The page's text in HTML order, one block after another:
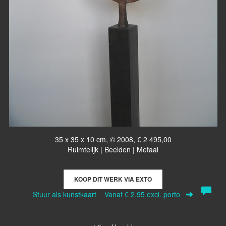
35 x 35 x 10 cm, © 2008, € 2 495,00
Ruimtelijk | Beelden | Metaal
KOOP DIT WERK VIA EXTO
Stuur als kunstkaart Vanaf € 2,95 excl. porto